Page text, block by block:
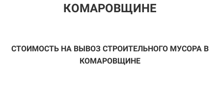
КОМАРОВЩИНЕ
СТОИМОСТЬ НА ВЫВОЗ СТРОИТЕЛЬНОГО МУСОРА В
КОМАРОВЩИНЕ